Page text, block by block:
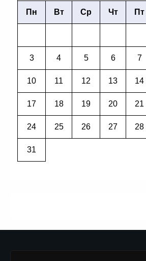
Пн Вт Ср Чт Пт
3 4 5 6 7
10 11 12 13 14
17 18 19 20 21
24 25 26 27 28
31